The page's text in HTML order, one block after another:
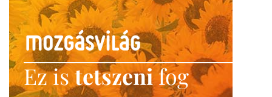
Ez istetszenifog